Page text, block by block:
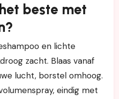
beste met
en lichte
zacht. Blaas vanaf
lucht, borstel omhoog.
eindig met